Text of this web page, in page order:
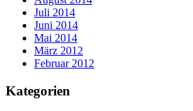
Juli 2014
Juni 2014
Mai 2014
März 2012
Februar 2012
Kategorien